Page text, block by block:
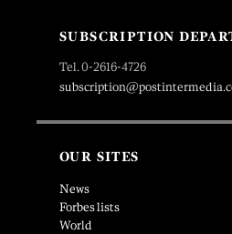
SUBSCRIPTION
Tel. 0-2616-4726
OUR SITES
News
Forbes lists
World